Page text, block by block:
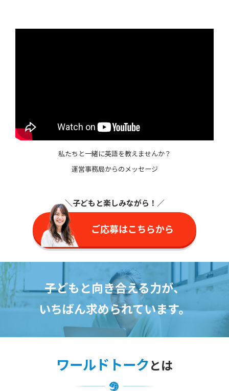
私たちと一緒に英語を教えませんか？
運営事務局からのメッセージ
＼子どもと楽しみながら ！／
ご応募はこちらから
子どもと向き合える力が、
いちばん求められています。
ワールドトークとは